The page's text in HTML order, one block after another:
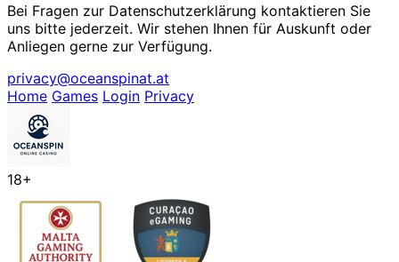
Bei Fragen zur Datenschutzerklärung kontaktieren Sie
uns bitte jederzeit. Wir stehen Ihnen für Auskunft oder
Anliegen gerne zur Verfügung.
privacy@oceanspinat.at
Home Games Login Privacy
18+